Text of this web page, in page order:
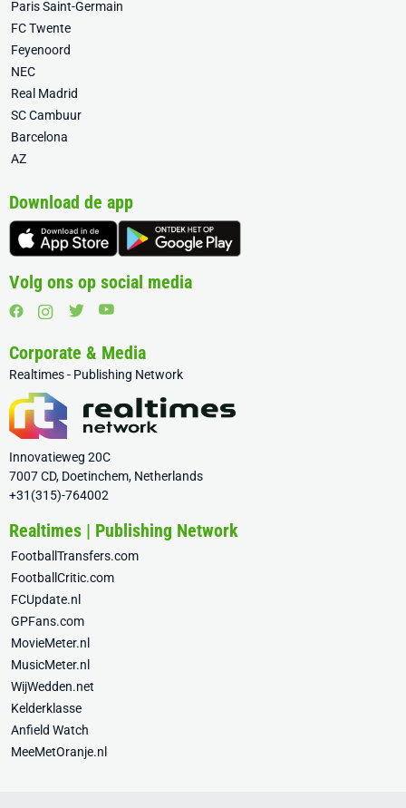
Paris Saint-Germain
FC Twente
Feyenoord
NEC
Real Madrid
SC Cambuur
Barcelona
AZ
Download de app
Volg ons op social media
Corporate & Media
Realtimes - Publishing Network
Innovatieweg 20C
7007 CD, Doetinchem, Netherlands
+31(315)-764002
Realtimes | Publishing Network
FootballTransfers.com
FootballCritic.com
FCUpdate.nl
GPFans.com
MovieMeter.nl
MusicMeter.nl
WijWedden.net
Kelderklasse
Anfield Watch
MeeMetOranje.nl